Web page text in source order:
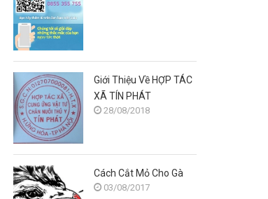
Giới Thiệu Về HỢP TÁC
XÃ TÍN PHÁT
28/08/2018
Cách Cắt Mỏ Cho Gà
03/08/2017